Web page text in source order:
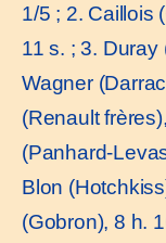
1/5 ; 2. Caillois
11 s. ; 3. Duray
Wagner
(Renault
(Panhard-
Blon
(Gobron), 8 h.